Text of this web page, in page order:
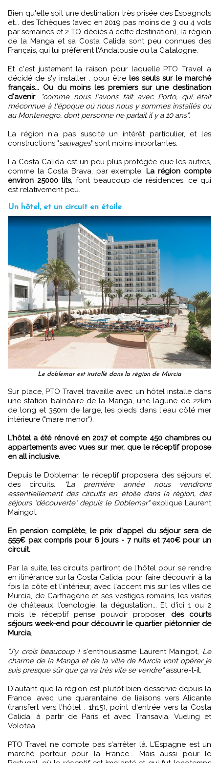
Bien qu'elle soit une destination très prisée des Espagnols
et... des Tchèques (avec en 2019 pas moins de 3 ou 4 vols
par semaines et 2 TO dédiés à cette destination), la région
de la Manga et sa Costa Calida sont peu connues des
Français, qui lui préfèrent l'Andalousie ou la Catalogne.
Et c'est justement la raison pour laquelle PTO Travel a
décidé de s'y installer : pour êtreles seuls sur le marché
français... Ou du moins les premiers sur une destination
d'avenir,
"comme nous l'avons fait avec Porto, qui était
méconnue à l'époque où nous nous y sommes installés ou
au Montenegro, dont personne ne parlait il y a 10 ans".
La région n'a pas suscité un intérêt particulier, et les
constructions "sauvages" sont moins importantes.
La Costa Calida est un peu plus protégée que les autres,
comme la Costa Brava, par exemple. La région compte
environ 25000 lits, font beaucoup de résidences, ce qui
est relativement peu.
Un hôtel, et un circuit en étoile
Le doblemar est installé dans la région de Murcia
Sur place, PTO Travel travaille avec un hôtel installé dans
une station balnéaire de la Manga, une lagune de 22km
de long et 350m de large, les pieds dans l'eau côté mer
intérieure ("mare menor").
L'hôtel a été rénové en 2017 et compte 450 chambres ou
appartements avec vues sur mer, que le réceptif propose
en all inclusive.
Depuis le Doblemar, le réceptif proposera des séjours et
des circuits.
"La première année nous vendrons
essentiellement des circuits en étoile dans la région, des
séjours "découverte" depuis le Doblemar"explique Laurent
Maingot.
En pension complète, le prix d'appel du séjour sera de
555€ pax compris pour 6 jours - 7 nuits et 740€ pour un
circuit.
Par la suite, les circuits partiront de l'hôtel pour se rendre
en itinérance sur la Costa Calida, pour faire découvrir à la
fois la côte et l'intérieur, avec l'accent mis sur les villes de
Murcia, de Carthagène et ses vestiges romains, les visites
de châteaux, l’œnologie, la dégustation... Et d'ici 1 ou 2
mois le réceptif pense pouvoir proposer des courts
séjours week-end pour découvrir le quartier piétonnier de
Murcia.
"J'y crois beaucoup !s'enthousiasme Laurent Maingot, Le
charme de la Manga et de la ville de Murcia vont opérer je
suis presque sûr que ça va très vite se vendre"assure-t-il.
D'autant que la région est plutôt bien desservie depuis la
France, avec une quarantaine de liaisons vers Alicante
(transfert vers l'hôtel : 1h15), point d'entrée vers la Costa
Calida, à partir de Paris et avec Transavia, Vueling et
Volotea.
PTO Travel ne compte pas s'arrêter là. L'Espagne est un
marché porteur pour la France... Mais aussi pour le